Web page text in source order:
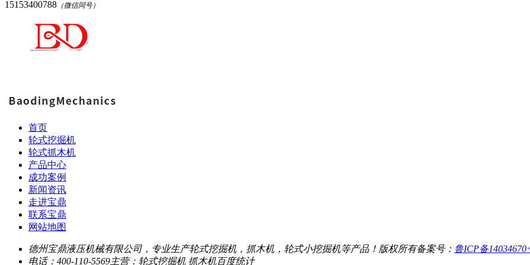
15153400788 （微信同号）
首页
轮式挖掘机
轮式抓木机
产品中心
成功案例
新闻资讯
走进宝鼎
联系宝鼎
网站地图
德州宝鼎液压机械有限公司，专业生产轮式挖掘机，抓木机，轮式小挖掘机等产品！ 版权所有备案号： 鲁ICP备14034670
电话：400-110-5569主营：轮式挖掘机 抓木机百度统计